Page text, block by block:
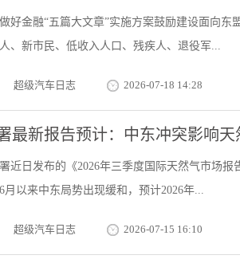
好金融“五篇大文章”实施方案鼓励建设面向东
、新市民、低收入人口、残疾人、退役军...
超级汽车日志 2026-07-18 14:28
最新报告预计：中东冲突影响
近日发布的《2026年三季度国际天然气市场
月以来中东局势出现缓和，预计2026年...
超级汽车日志 2026-07-15 16:10